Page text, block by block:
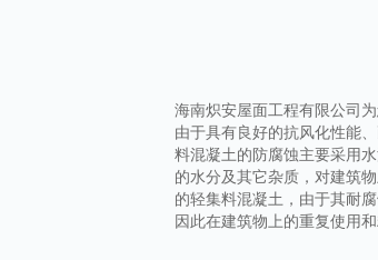
海南炽安屋面工程有限公司
由于具有良好的抗风化性能
料混凝土的防腐蚀主要采用
的水分及其它杂质，对建筑
的轻集料混凝土，由于其耐
因此在建筑物上的重复使用和